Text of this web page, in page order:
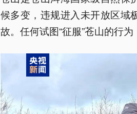
候多变，违规进入未开放区域
故。任何试图“征服”苍山的行为